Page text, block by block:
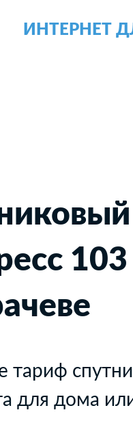
ИНТЕРНЕТ
103
тариф
для дома